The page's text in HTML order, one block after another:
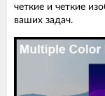
четкие и четкие
ваших задач.